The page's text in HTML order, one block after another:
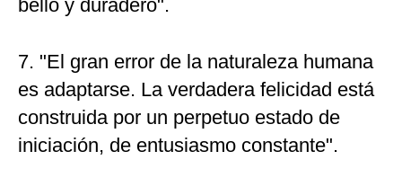
bello y duradero".
7. "El gran error de la naturaleza humana
es adaptarse. La verdadera felicidad está
construida por un perpetuo estado de
iniciación, de entusiasmo constante".